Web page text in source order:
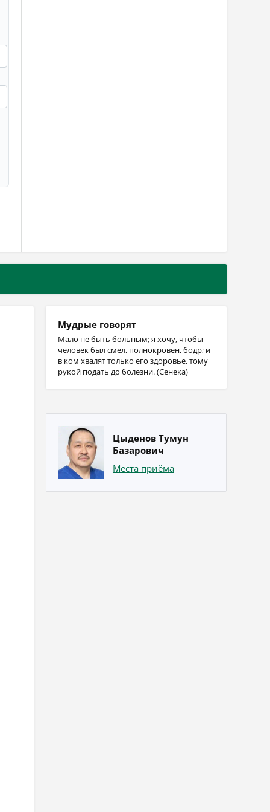
Мудрые говорят
Мало не быть больным; я хочу, чтобы
человек был смел, полнокровен, бодр; и
в ком хвалят только его здоровье, тому
рукой подать до болезни. (Сенека)
Цыденов Тумун
Базарович
Места приёма